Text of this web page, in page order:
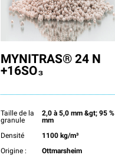
MYNITRAS® 24 N
+16SO₃
Taille de la
granule
2,0 à 5,0 mm &gt; 95 %
mm
Densité
1100 kg/m³
Origine :
Ottmarsheim